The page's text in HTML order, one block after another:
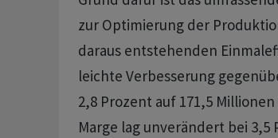
zur Optimierung der
daraus entstehenden
leichte Verbesserung
2,8 Prozent auf 171,5
Marge lag unverändert bei